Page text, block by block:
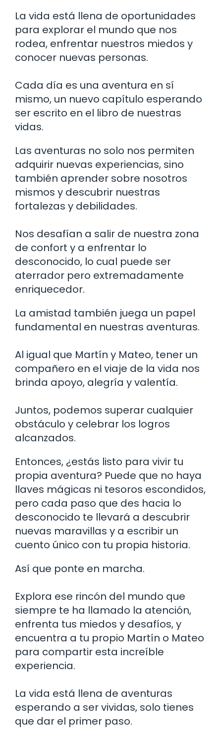
La vida está llena de oportunidades
para explorar el mundo que nos
rodea, enfrentar nuestros miedos y
conocer nuevas personas.
Cada día es una aventura en sí
mismo, un nuevo capítulo esperando
ser escrito en el libro de nuestras
vidas.
Las aventuras no solo nos permiten
adquirir nuevas experiencias, sino
también aprender sobre nosotros
mismos y descubrir nuestras
fortalezas y debilidades.
Nos desafían a salir de nuestra zona
de confort y a enfrentar lo
desconocido, lo cual puede ser
aterrador pero extremadamente
enriquecedor.
La amistad también juega un papel
fundamental en nuestras aventuras.
Al igual que Martín y Mateo, tener un
compañero en el viaje de la vida nos
brinda apoyo, alegría y valentía.
Juntos, podemos superar cualquier
obstáculo y celebrar los logros
alcanzados.
Entonces, ¿estás listo para vivir tu
propia aventura? Puede que no haya
llaves mágicas ni tesoros escondidos,
pero cada paso que des hacia lo
desconocido te llevará a descubrir
nuevas maravillas y a escribir un
cuento único con tu propia historia.
Así que ponte en marcha.
Explora ese rincón del mundo que
siempre te ha llamado la atención,
enfrenta tus miedos y desafíos, y
encuentra a tu propio Martín o Mateo
para compartir esta increíble
experiencia.
La vida está llena de aventuras
esperando a ser vividas, solo tienes
que dar el primer paso.